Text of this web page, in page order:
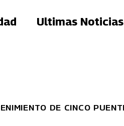
Ultimas Noticias
DE CINCO PUENTES